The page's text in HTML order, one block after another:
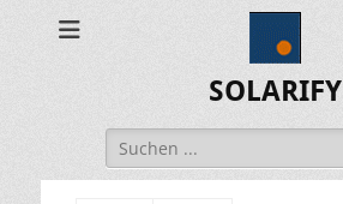
SOLARIFY
Suchen
nach: